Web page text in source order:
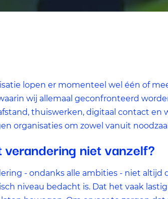
lopen er momenteel wel één of
wij allemaal geconfronteerd
thuiswerken, digitaal contact en
organisaties om zowel vanuit
verandering niet vanzelf?
- ondanks alle ambities - niet altijd
niveau bedacht is. Dat het vaak
gebruik van de excap website
na te gaan of wij de juiste
onze advertenties het
We kunnen op basis van cookies
relevant waren voor onze
kunnen we rekening houden met
ziet.